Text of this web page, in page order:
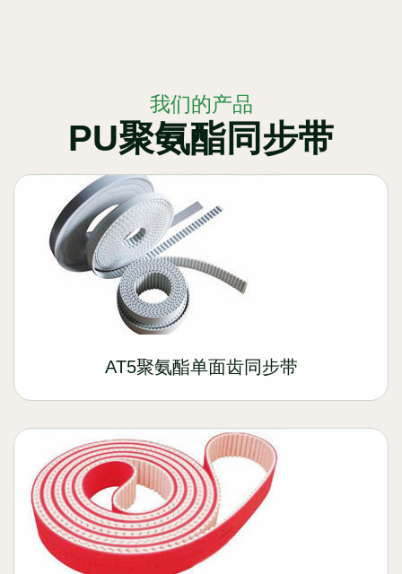
我们的产品
PU聚氨酯同步带
AT5聚氨酯单面齿同步带